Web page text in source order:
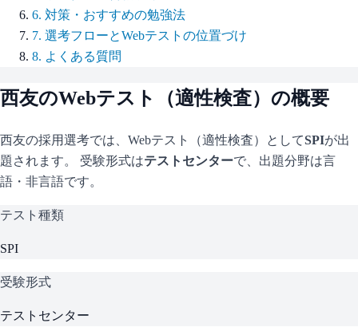
6. 対策・おすすめの勉強法
7. 選考フローとWebテストの位置づけ
8. よくある質問
西友のWebテスト（適性検査）の概要
西友の採用選考では、Webテスト（適性検査）としてSPIが出
題されます。 受験形式はテストセンターで、 出題分野は言
語・非言語です。
テスト種類
SPI
受験形式
テストセンター